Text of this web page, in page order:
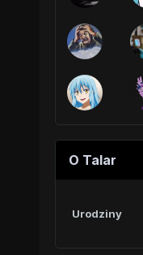
O Talar
Urodziny